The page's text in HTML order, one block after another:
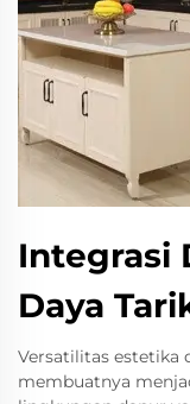
Integrasi
Daya
Versatilitas estetika
membuatnya